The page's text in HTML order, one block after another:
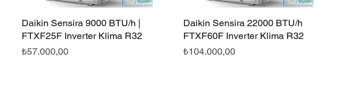
Hızlı Bakış
Daikin Sensira 9000 BTU/h |
FTXF25F Inverter Klima R32
Fiyat
₺57.000,00
Hızlı Bakış
Daikin Sensira 22000 BTU/h
FTXF60F Inverter Klima R32
Fiyat
₺104.000,00